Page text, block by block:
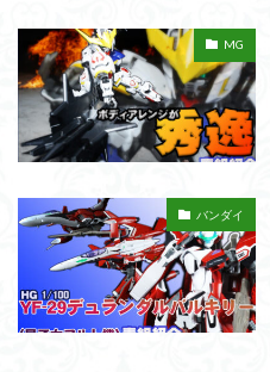
MG
バンダイ